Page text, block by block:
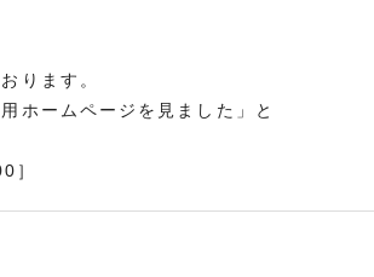
ります。
ホームページを見ました」と
］